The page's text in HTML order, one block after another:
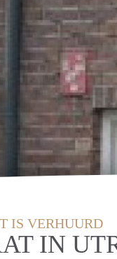
IS VERHUURD
IN